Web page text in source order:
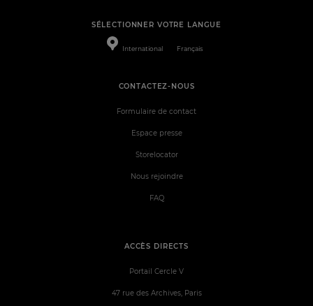
SÉLECTIONNER VOTRE LANGUE
International Français
ACCÈS DIRECTS
Portail Cercle V
47 rue des Archives, Paris
CONTACTEZ-NOUS
Formulaire de contact
Espace presse
Storelocator
Nous rejoindre
FAQ